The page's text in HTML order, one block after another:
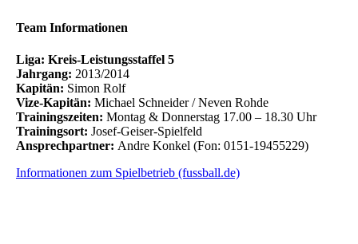
Team Informationen
Liga: Kreis-Leistungsstaffel 5
Jahrgang: 2013/2014
Kapitän: Simon Rolf
Vize-Kapitän: Michael Schneider / Neven Rohde
Trainingszeiten: Montag & Donnerstag 17.00 – 18.30 Uhr
Trainingsort: Josef-Geiser-Spielfeld
Ansprechpartner: Andre Konkel (Fon: 0151-19455229)
Informationen zum Spielbetrieb (fussball.de)